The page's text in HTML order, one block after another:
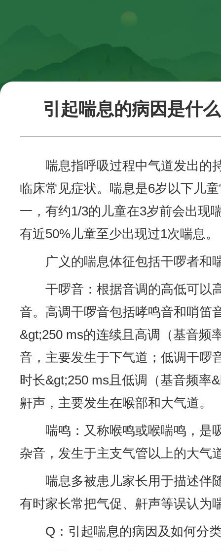
引起喘息的病因是什
喘息指呼吸过程中气道发出的
临床常见症状。喘息是6岁以下儿
一，有约1/3的儿童在3岁前会出现
有近50%儿童至少出现过1次喘息。
广义的喘息体征包括干啰者和
干啰音：根据音调的高低可以
音。高调干啰音包括哮鸣音和哨笛
&gt;250 ms的连续且高调（基音频
音，主要发生于下气道；低调干啰
时长&gt;250 ms且低调（基音频率
鼾声，主要发生在喉部和大气道。
喘鸣：又称喉鸣或喉喘鸣，是
杂音，发生于主支气管以上的大气
喘息多被患儿家长用于描述伴
有时家长常把气促、鼾声等误认为
Q：引起喘息的病因及如何分